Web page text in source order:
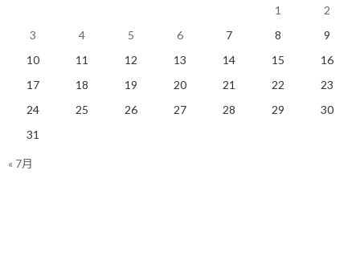
目標達成に必要なことを綴
2021/05/11(火)
コーチング
あきらめなければ成功は訪
2021/10/05(火)
1
2
3
4 5 6 7 8
9
10
11 12 13 14 15
16
17
18 19 20 21 22
23
24
25 26 27 28 29
30
31
« 7月